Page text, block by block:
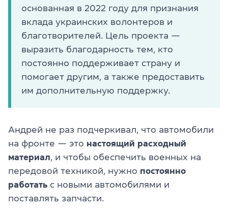
основанная в 2022 году для признания
вклада украинских волонтеров и
благотворителей. Цель проекта —
выразить благодарность тем, кто
постоянно поддерживает страну и
помогает другим, а также предоставить
им дополнительную поддержку.
Андрей не раз подчеркивал, что автомобили
на фронте — это настоящий расходный
материал, и чтобы обеспечить военных на
передовой техникой, нужно постоянно
работать с новыми автомобилями и
поставлять запчасти.